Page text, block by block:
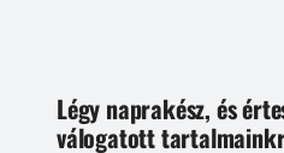
Légy naprakész, és
válogatott